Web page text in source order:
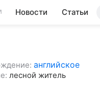
Новости Статьи
английское
лесной житель